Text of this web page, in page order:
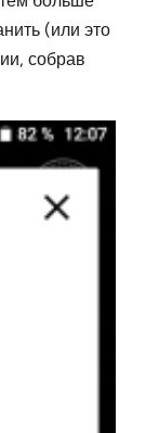
(или это
собрав